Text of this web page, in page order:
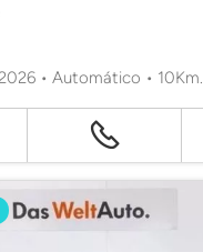
• Automático • 10Km.